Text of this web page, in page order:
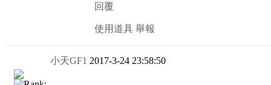
回覆
使用道具 舉報
小天GF1 2017-3-24 23:58:50